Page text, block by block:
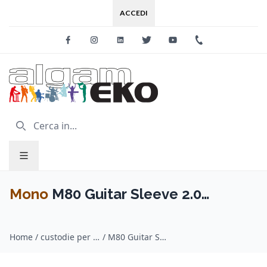
ACCEDI
FacebookInstagramLinkedinTwitter Youtube
Mono M80 Guitar Sleeve 2.0
Home / custodie per chitarra / Mono / M80 Guitar Sleeve 2.0 Moonlight Blue